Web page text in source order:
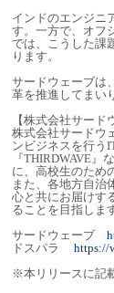
インドのエンジニ
す。一方で、オフ
では、こうした課
ります。
サードウェーブは
革を推進してまい
【株式会社サード
株式会社サードウ
ンビジネスを行う
『THIRDWAVE
に、高校生のため
また、各地方自治
心と共にお届けす
ることを目指しま
サードウェーブ
ドスパラ https://
※本リリースに記